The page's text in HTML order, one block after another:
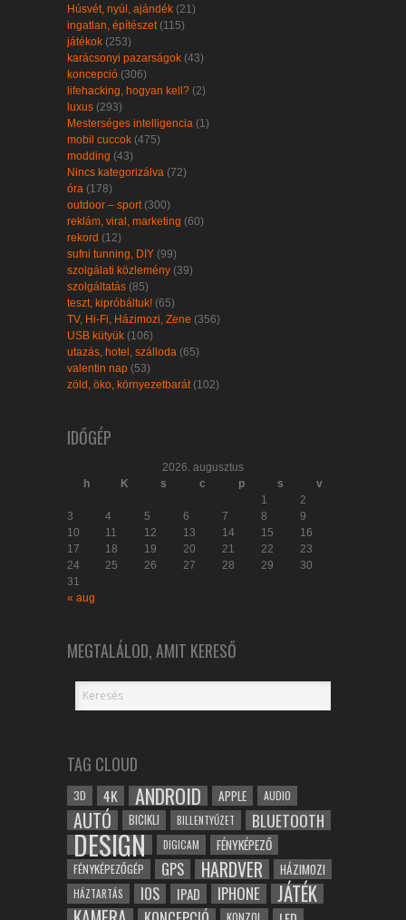
Húsvét, nyúl, ajándék (21)
ingatlan, építészet (115)
játékok (253)
karácsonyi pazarságok (43)
koncepció (306)
lifehacking, hogyan kell? (2)
luxus (293)
Mesterséges intelligencia (1)
mobil cuccok (475)
modding (43)
Nincs kategorizálva (72)
óra (178)
outdoor – sport (300)
reklám, viral, marketing (60)
rekord (12)
sufni tunning, DIY (99)
szolgálati közlemény (39)
szolgáltatás (85)
teszt, kipróbáltuk! (65)
TV, Hi-Fi, Házimozi, Zene (356)
USB kütyük (106)
utazás, hotel, szálloda (65)
valentin nap (53)
zöld, öko, környezetbarát (102)
IDŐGÉP
2026. augusztus
h
K s c p s
v
1
2
3
4 5 6 7 8
9
10
11 12 13 14 15
16
17
18 19 20 21 22
23
24
25 26 27 28 29
30
31
« aug
MEGTALÁLOD, AMIT KERESŐ
TAG CLOUD
3D 4K ANDROID APPLE AUDIO
AUTÓ BICIKLI BILLENTYŰZET BLUETOOTH
DESIGN DIGICAM FÉNYKÉPEZŐ
FÉNYKÉPEZŐGÉP GPS HARDVER HÁZIMOZI
HÁZTARTÁS IOS IPAD IPHONE JÁTÉK